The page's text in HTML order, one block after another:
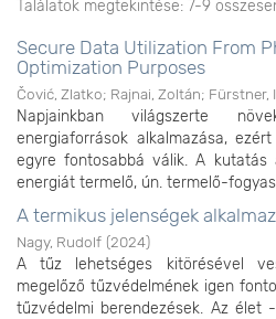
Találatok megtekintése: 7-9
Secure Data Utilization From
Optimization Purposes
Čović, Zlatko; Rajnai, Zoltán; Fürstner,
Napjainkban világszerte
energiaforrások alkalmazása,
egyre fontosabbá válik. A kutatás
energiát termelő, ún. termelő-
A termikus jelenségek
Nagy, Rudolf (2024)
A tűz lehetséges kitörésével
megelőző tűzvédelmének igen
tűzvédelmi berendezések. Az